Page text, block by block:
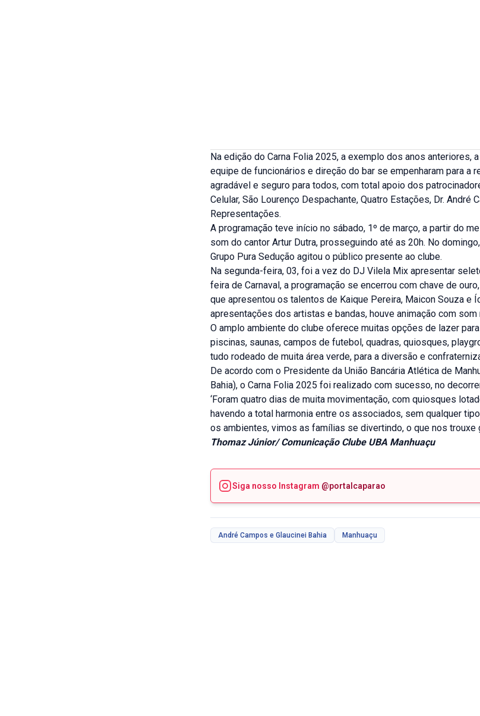
Na edição do Carna Folia 2025, a exemplo dos anos anteriores,
equipe de funcionários e direção do bar se empenharam para a
agradável e seguro para todos, com total apoio dos
Celular, São Lourenço Despachante, Quatro Estações, Dr. André
Representações.
A programação teve início no sábado, 1º de março, a partir do
som do cantor Artur Dutra, prosseguindo até as 20h. No
Grupo Pura Sedução agitou o público presente ao clube.
Na segunda-feira, 03, foi a vez do DJ Vilela Mix apresentar
feira de Carnaval, a programação se encerrou com chave de
que apresentou os talentos de Kaique Pereira, Maicon Souza e
apresentações dos artistas e bandas, houve animação com som
O amplo ambiente do clube oferece muitas opções de lazer
piscinas, saunas, campos de futebol, quadras, quiosques,
tudo rodeado de muita área verde, para a diversão e
De acordo com o Presidente da União Bancária Atlética de
Bahia), o Carna Folia 2025 foi realizado com sucesso, no
‘Foram quatro dias de muita movimentação, com quiosques
havendo a total harmonia entre os associados, sem qualquer
os ambientes, vimos as famílias se divertindo, o que nos trouxe
Thomaz Júnior/ Comunicação Clube UBA Manhuaçu
Siga nosso Instagram @portalcaparao
André Campos e Glaucinei Bahia Manhuaçu